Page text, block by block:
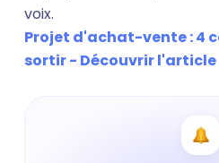
voix.
Projet d'achat-vente : 4
sortir - Découvrir l'article